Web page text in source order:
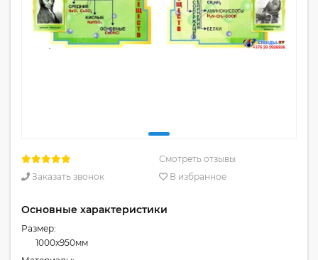
Смотреть отзывы
Заказать звонок
В избранное
Основные характеристики
Размер:
1000x950мм